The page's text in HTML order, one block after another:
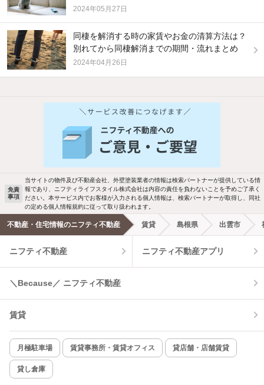
2024年05月27日
同棲を解消する時の家賃やお金の清算方法は？
別れてから同棲解消までの期間・流れまとめ
2024年04月26日
他の人はこんな条件で絞り込んでいます！
バス・トイレ別 2階以上
駐車場あり ペット相談
洗濯機置場あり 独立洗面台
エアコンあり 都市ガス
温水洗浄便座 オートロック
コンロ2口以上
新着のみ インターネット無料
該当件数:
免責
事項
当サイトの物件及び不動産会社、外壁塗装業者の情報は検索パートナーが提供している情
報であり、ニフティライフスタイル株式会社は内容の責任を負わないことを予めご了承く
ださい。本サービス内でお客様が入力される個人情報は、検索パートナーが取得し、同社
の定める個人情報規約に従って取り扱われます。
不動産・住宅情報のニフティ不動産 賃貸 島根県 出雲市
ニフティ不動産 ニフティ不動産アプリ
＼Because／ ニフティ不動産
賃貸
月極駐車場 賃貸事務所・賃貸オフィス 貸店舗・店舗賃貸
貸し倉庫